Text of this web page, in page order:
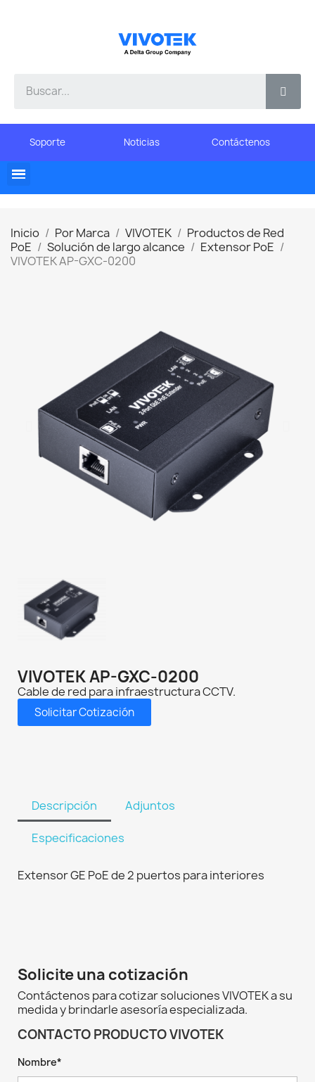
Soporte Noticias Contáctenos
Inicio Por Marca VIVOTEK
Productos de Red
PoE
Solución de largo alcance
Extensor PoE
VIVOTEK AP-GXC-0200
VIVOTEK AP-GXC-0200
Cable de red para infraestructura CCTV.
Solicitar Cotización
Descripción Adjuntos
Especificaciones
Extensor GE PoE de 2 puertos para interiores
Solicite una cotización
Contáctenos para cotizar soluciones VIVOTEK a su
medida y brindarle asesoría especializada.
CONTACTO PRODUCTO VIVOTEK
Nombre*